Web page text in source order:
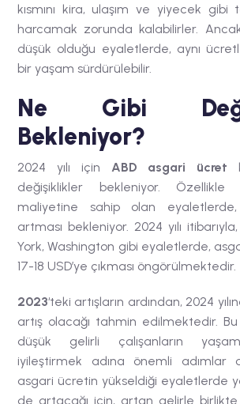
kısmını kira, ulaşım ve yiyecek
harcamak zorunda kalabilirler.
düşük olduğu eyaletlerde, aynı
bir yaşam sürdürülebilir.
Ne Gibi
Bekleniyor?
2024 yılı için ABD asgari ücret
değişiklikler bekleniyor.
maliyetine sahip olan
artması bekleniyor. 2024 yılı
York, Washington gibi eyaletlerde,
17-18 USD’ye çıkması öngörülmektedir.
2023‘teki artışların ardından, 2024
artış olacağı tahmin edilmektedir. Bu
düşük gelirli çalışanların
iyileştirmek adına önemli adımlar
asgari ücretin yükseldiği eyaletlerde
de artacağı için, artan gelirle